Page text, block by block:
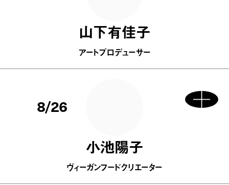
山下有佳子
アートプロデューサー
8/26
小池陽子
ヴィーガンフードクリエーター